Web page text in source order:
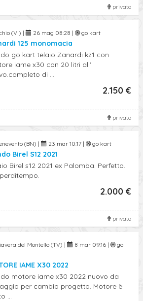
privato
(VI) | 26 mag 08:28 | go kart
125 monomacia
go kart telaio Zanardi kz1 con
iame x30 con 20 litri all'
di ...
2.150 €
privato
(BN) | 23 mar 10:17 | go kart
Birel S12 2021
Birel s12 2021 ex Palomba. Perfetto.
2.000 €
privato
del Montello (TV) | 8 mar 09:16 |
go
IAME X30 2022
motore iame x30 2022 nuovo da
per cambio progetto. Motore è
...